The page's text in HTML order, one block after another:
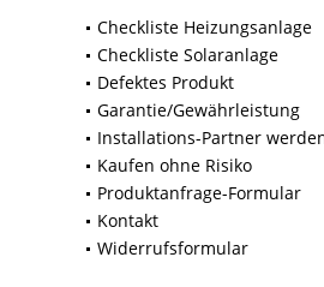
Checkliste Heizungsanlage
Checkliste Solaranlage
Defektes Produkt
Garantie/Gewährleistung
Installations-Partner
Kaufen ohne Risiko
Produktanfrage-Formular
Kontakt
Widerrufsformular